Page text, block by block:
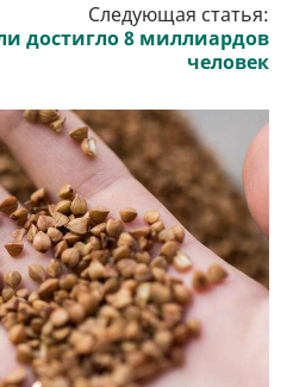
Следующая статья:
достигло 8 миллиардов
человек